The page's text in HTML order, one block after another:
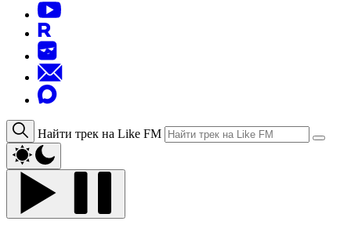
Найти трек на Like FM